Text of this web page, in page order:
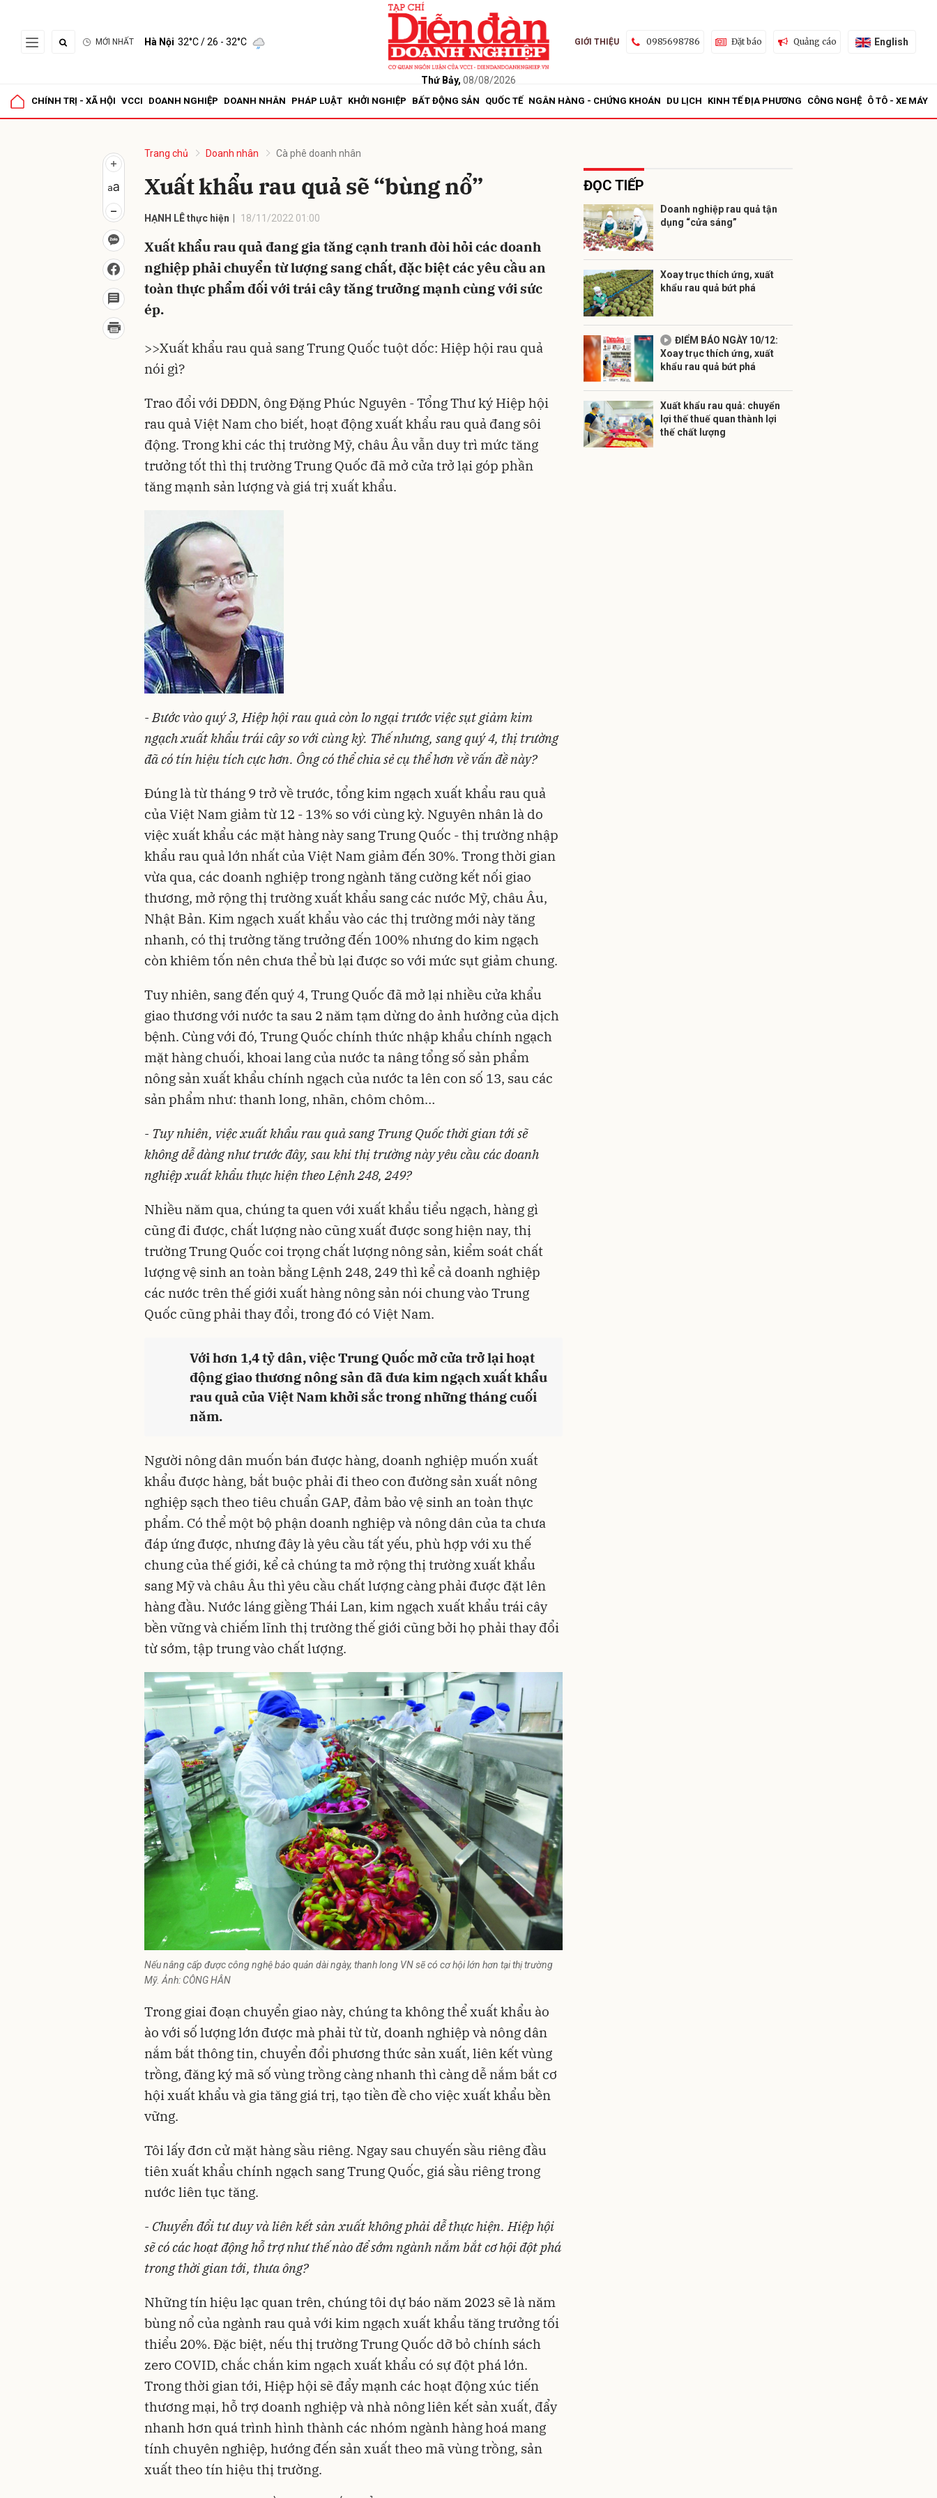
MỚI NHẤT Hà Nội 32°C/ 26 - 32°C
Thứ Bảy, 08/08/2026
GIỚI THIỆU 0985698786 Đặt báo Quảng cáo English
CHÍNH TRỊ - XÃ HỘI VCCI DOANH NGHIỆP DOANH NHÂN PHÁP LUẬT KHỞI NGHIỆP BẤT ĐỘNG SẢN QUỐC TẾ NGÂN HÀNG - CHỨNG KHOÁN DU LỊCH KINH TẾ ĐỊA PHƯƠNG CÔNG NGHỆ Ô TÔ - XE MÁY
Trang chủ Doanh nhân Cà phê doanh nhân
Xuất khẩu rau quả sẽ “bùng nổ”
HẠNH LÊ thực hiện 18/11/2022 01:00
Xuất khẩu rau quả đang gia tăng cạnh tranh đòi hỏi các doanh
nghiệp phải chuyển từ lượng sang chất, đặc biệt các yêu cầu an
toàn thực phẩm đối với trái cây tăng trưởng mạnh cùng với sức
ép.
>>Xuất khẩu rau quả sang Trung Quốc tuột dốc: Hiệp hội rau quả
nói gì?
Trao đổi với DĐDN, ông Đặng Phúc Nguyên - Tổng Thư ký Hiệp hội
rau quả Việt Nam cho biết, hoạt động xuất khẩu rau quả đang sôi
động. Trong khi các thị trường Mỹ, châu Âu vẫn duy trì mức tăng
trưởng tốt thì thị trường Trung Quốc đã mở cửa trở lại góp phần
tăng mạnh sản lượng và giá trị xuất khẩu.
- Bước vào quý 3, Hiệp hội rau quả còn lo ngại trước việc sụt giảm kim
ngạch xuất khẩu trái cây so với cùng kỳ. Thế nhưng, sang quý 4, thị trường
đã có tín hiệu tích cực hơn. Ông có thể chia sẻ cụ thể hơn về vấn đề này?
Đúng là từ tháng 9 trở về trước, tổng kim ngạch xuất khẩu rau quả
của Việt Nam giảm từ 12 - 13% so với cùng kỳ. Nguyên nhân là do
việc xuất khẩu các mặt hàng này sang Trung Quốc - thị trường nhập
khẩu rau quả lớn nhất của Việt Nam giảm đến 30%. Trong thời gian
vừa qua, các doanh nghiệp trong ngành tăng cường kết nối giao
thương, mở rộng thị trường xuất khẩu sang các nước Mỹ, châu Âu,
Nhật Bản. Kim ngạch xuất khẩu vào các thị trường mới này tăng
nhanh, có thị trường tăng trưởng đến 100% nhưng do kim ngạch
còn khiêm tốn nên chưa thể bù lại được so với mức sụt giảm chung.
Tuy nhiên, sang đến quý 4, Trung Quốc đã mở lại nhiều cửa khẩu
giao thương với nước ta sau 2 năm tạm dừng do ảnh hưởng của dịch
bệnh. Cùng với đó, Trung Quốc chính thức nhập khẩu chính ngạch
mặt hàng chuối, khoai lang của nước ta nâng tổng số sản phẩm
nông sản xuất khẩu chính ngạch của nước ta lên con số 13, sau các
sản phẩm như: thanh long, nhãn, chôm chôm…
- Tuy nhiên, việc xuất khẩu rau quả sang Trung Quốc thời gian tới sẽ
không dễ dàng như trước đây, sau khi thị trường này yêu cầu các doanh
nghiệp xuất khẩu thực hiện theo Lệnh 248, 249?
Nhiều năm qua, chúng ta quen với xuất khẩu tiểu ngạch, hàng gì
cũng đi được, chất lượng nào cũng xuất được song hiện nay, thị
trường Trung Quốc coi trọng chất lượng nông sản, kiểm soát chất
lượng vệ sinh an toàn bằng Lệnh 248, 249 thì kể cả doanh nghiệp
các nước trên thế giới xuất hàng nông sản nói chung vào Trung
Quốc cũng phải thay đổi, trong đó có Việt Nam.
Với hơn 1,4 tỷ dân, việc Trung Quốc mở cửa trở lại hoạt
động giao thương nông sản đã đưa kim ngạch xuất khẩu
rau quả của Việt Nam khởi sắc trong những tháng cuối
năm.
Người nông dân muốn bán được hàng, doanh nghiệp muốn xuất
khẩu được hàng, bắt buộc phải đi theo con đường sản xuất nông
nghiệp sạch theo tiêu chuẩn GAP, đảm bảo vệ sinh an toàn thực
phẩm. Có thể một bộ phận doanh nghiệp và nông dân của ta chưa
đáp ứng được, nhưng đây là yêu cầu tất yếu, phù hợp với xu thế
chung của thế giới, kể cả chúng ta mở rộng thị trường xuất khẩu
sang Mỹ và châu Âu thì yêu cầu chất lượng càng phải được đặt lên
hàng đầu. Nước láng giềng Thái Lan, kim ngạch xuất khẩu trái cây
bền vững và chiếm lĩnh thị trường thế giới cũng bởi họ phải thay đổi
từ sớm, tập trung vào chất lượng.
Nếu nâng cấp được công nghệ bảo quản dài ngày, thanh long VN sẽ có cơ hội lớn hơn tại thị trường
Mỹ. Ảnh: CÔNG HÂN
Trong giai đoạn chuyển giao này, chúng ta không thể xuất khẩu ào
ào với số lượng lớn được mà phải từ từ, doanh nghiệp và nông dân
nắm bắt thông tin, chuyển đổi phương thức sản xuất, liên kết vùng
trồng, đăng ký mã số vùng trồng càng nhanh thì càng dễ nắm bắt cơ
hội xuất khẩu và gia tăng giá trị, tạo tiền đề cho việc xuất khẩu bền
vững.
Tôi lấy đơn cử mặt hàng sầu riêng. Ngay sau chuyến sầu riêng đầu
tiên xuất khẩu chính ngạch sang Trung Quốc, giá sầu riêng trong
nước liên tục tăng.
- Chuyển đổi tư duy và liên kết sản xuất không phải dễ thực hiện. Hiệp hội
sẽ có các hoạt động hỗ trợ như thế nào để sớm ngành nắm bắt cơ hội đột phá
trong thời gian tới, thưa ông?
Những tín hiệu lạc quan trên, chúng tôi dự báo năm 2023 sẽ là năm
bùng nổ của ngành rau quả với kim ngạch xuất khẩu tăng trưởng tối
thiểu 20%. Đặc biệt, nếu thị trường Trung Quốc dỡ bỏ chính sách
zero COVID, chắc chắn kim ngạch xuất khẩu có sự đột phá lớn.
Trong thời gian tới, Hiệp hội sẽ đẩy mạnh các hoạt động xúc tiến
thương mại, hỗ trợ doanh nghiệp và nhà nông liên kết sản xuất, đẩy
nhanh hơn quá trình hình thành các nhóm ngành hàng hoá mang
tính chuyên nghiệp, hướng đến sản xuất theo mã vùng trồng, sản
xuất theo tín hiệu thị trường.
ĐỌC TIẾP
Doanh nghiệp rau quả tận
dụng “cửa sáng”
Xoay trục thích ứng, xuất
khẩu rau quả bứt phá
ĐIỂM BÁO NGÀY 10/12:
Xoay trục thích ứng, xuất
khẩu rau quả bứt phá
Xuất khẩu rau quả: chuyển
lợi thế thuế quan thành lợi
thế chất lượng
Gửi